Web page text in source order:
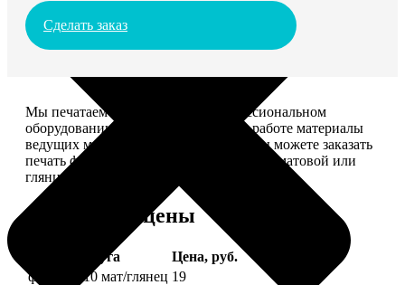
Сделать заказ
Мы печатаем фотографии на профессиональном
оборудовании Noritsu, используем в работе материалы
ведущих мировых производителей. Вы можете заказать
печать фотографий разных форматов на матовой или
глянцевой фотобумаге.
Форматы и цены
Услуга
Цена, руб.
фото 10х10 мат/глянец 19